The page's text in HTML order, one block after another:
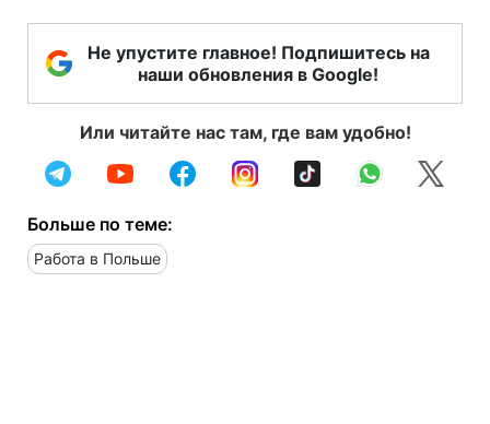
Не упустите главное! Подпишитесь на
наши обновления в Google!
Или читайте нас там, где вам удобно!
Больше по теме:
Работа в Польше